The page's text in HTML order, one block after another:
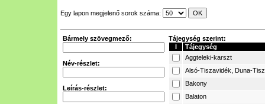
Egy lapon megjelenő sorok száma:
Bármely szövegmező:
Név-részlet:
Leírás-részlet:
Tájegység szerint:
I
Tájegység
Aggteleki-karszt
Alsó-Tiszavidék, Duna-
Bakony
Balaton